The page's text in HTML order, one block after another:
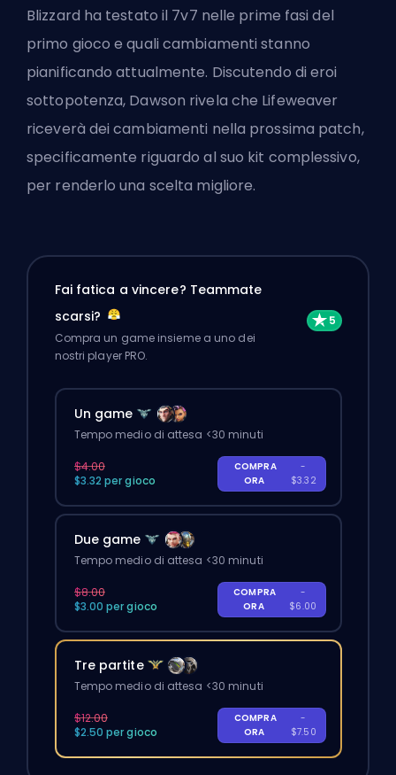
Blizzard ha testato il 7v7 nelle prime fasi del
primo gioco e quali cambiamenti stanno
pianificando attualmente. Discutendo di eroi
sottopotenza, Dawson rivela che Lifeweaver
riceverà dei cambiamenti nella prossima patch,
specificamente riguardo al suo kit complessivo,
per renderlo una scelta migliore.
Fai fatica a vincere? Teammate
scarsi?
Compra un game insieme a uno dei
nostri player PRO.
Un game
Tempo medio di attesa <30 minuti
$4.00
$3.32 per gioco
COMPRA
ORA
-
$3.32
Due game
Tempo medio di attesa <30 minuti
$8.00
$3.00 per gioco
COMPRA
ORA
-
$6.00
Tre partite
Tempo medio di attesa <30 minuti
$12.00
$2.50 per gioco
COMPRA
ORA
-
$7.50